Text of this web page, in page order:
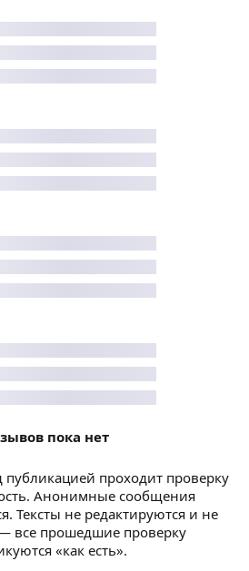
пока нет
проходит проверку
Анонимные сообщения
Тексты не редактируются и не
все прошедшие проверку
«как есть».